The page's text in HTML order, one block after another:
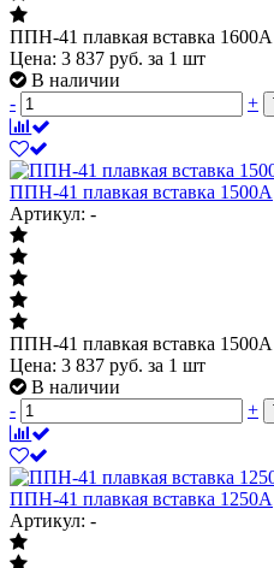
ППН-41 плавкая вставка 1600А
Цена: 3 837 руб. за 1 шт
В наличии
-
+
ППН-41 плавкая вставка 1500А
Артикул: -
ППН-41 плавкая вставка 1500А
Цена: 3 837 руб. за 1 шт
В наличии
-
+
ППН-41 плавкая вставка 1250А
Артикул: -